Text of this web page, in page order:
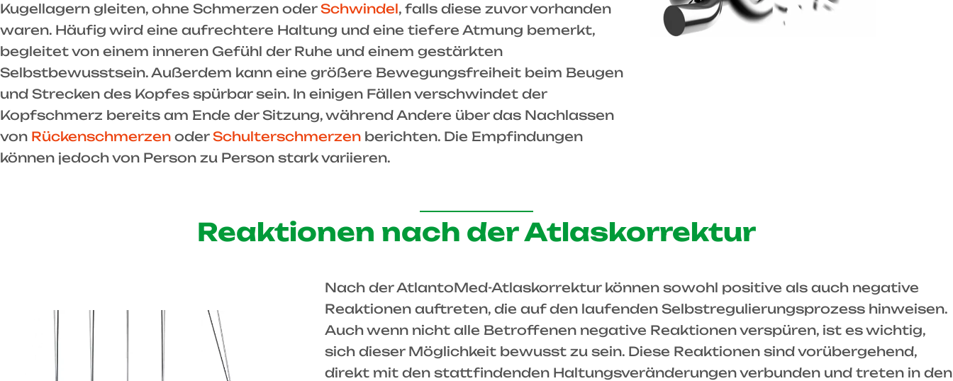
Kugellagern gleiten, ohne Schmerzen oderSchwindel, falls diese zuvor vorhanden
waren. Häufig wird eine aufrechtere Haltung und eine tiefere Atmung bemerkt,
begleitet von einem inneren Gefühl der Ruhe und einem gestärkten
Selbstbewusstsein. Außerdem kann eine größere Bewegungsfreiheit beim Beugen
und Strecken des Kopfes spürbar sein. In einigen Fällen verschwindet der
Kopfschmerz bereits am Ende der Sitzung, während Andere über das Nachlassen
von Rückenschmerzen oderSchulterschmerzen berichten. Die Empfindungen
können jedoch von Person zu Person stark variieren.
Reaktionen nach der Atlaskorrektur
Nach der AtlantoMed-Atlaskorrektur können sowohl positive als auch negative
Reaktionen auftreten, die auf den laufenden Selbstregulierungsprozess hinweisen.
Auch wenn nicht alle Betroffenen negative Reaktionen verspüren, ist es wichtig,
sich dieser Möglichkeit bewusst zu sein. Diese Reaktionen sind vorübergehend,
direkt mit den stattfindenden Haltungsveränderungen verbunden und treten in den